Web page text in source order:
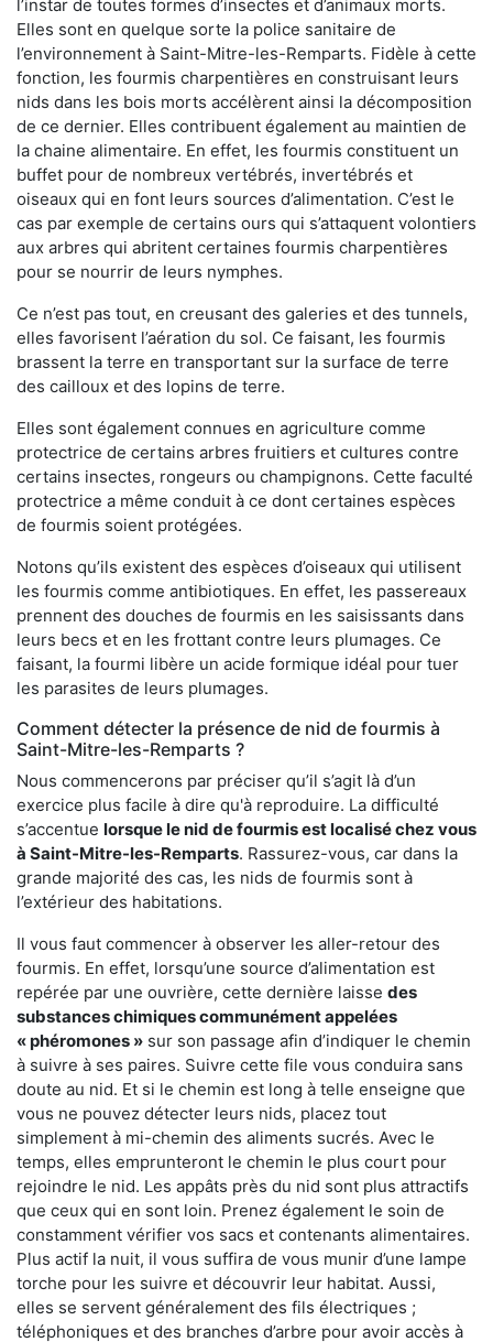
l’instar de toutes formes d’insectes et d’animaux morts.
Elles sont en quelque sorte la police sanitaire de
l’environnement à Saint-Mitre-les-Remparts. Fidèle à cette
fonction, les fourmis charpentières en construisant leurs
nids dans les bois morts accélèrent ainsi la décomposition
de ce dernier. Elles contribuent également au maintien de
la chaine alimentaire. En effet, les fourmis constituent un
buffet pour de nombreux vertébrés, invertébrés et
oiseaux qui en font leurs sources d’alimentation. C’est le
cas par exemple de certains ours qui s’attaquent volontiers
aux arbres qui abritent certaines fourmis charpentières
pour se nourrir de leurs nymphes.
Ce n’est pas tout, en creusant des galeries et des tunnels,
elles favorisent l’aération du sol. Ce faisant, les fourmis
brassent la terre en transportant sur la surface de terre
des cailloux et des lopins de terre.
Elles sont également connues en agriculture comme
protectrice de certains arbres fruitiers et cultures contre
certains insectes, rongeurs ou champignons. Cette faculté
protectrice a même conduit à ce dont certaines espèces
de fourmis soient protégées.
Notons qu’ils existent des espèces d’oiseaux qui utilisent
les fourmis comme antibiotiques. En effet, les passereaux
prennent des douches de fourmis en les saisissants dans
leurs becs et en les frottant contre leurs plumages. Ce
faisant, la fourmi libère un acide formique idéal pour tuer
les parasites de leurs plumages.
Comment détecter la présence de nid de fourmis à
Saint-Mitre-les-Remparts ?
Nous commencerons par préciser qu’il s’agit là d’un
exercice plus facile à dire qu'à reproduire. La difficulté
s’accentue lorsque le nid de fourmis est localisé chez vous
à Saint-Mitre-les-Remparts. Rassurez-vous, car dans la
grande majorité des cas, les nids de fourmis sont à
l’extérieur des habitations.
Il vous faut commencer à observer les aller-retour des
fourmis. En effet, lorsqu’une source d’alimentation est
repérée par une ouvrière, cette dernière laisse des
substances chimiques communément appelées
« phéromones » sur son passage afin d’indiquer le chemin
à suivre à ses paires. Suivre cette file vous conduira sans
doute au nid. Et si le chemin est long à telle enseigne que
vous ne pouvez détecter leurs nids, placez tout
simplement à mi-chemin des aliments sucrés. Avec le
temps, elles emprunteront le chemin le plus court pour
rejoindre le nid. Les appâts près du nid sont plus attractifs
que ceux qui en sont loin. Prenez également le soin de
constamment vérifier vos sacs et contenants alimentaires.
Plus actif la nuit, il vous suffira de vous munir d’une lampe
torche pour les suivre et découvrir leur habitat. Aussi,
elles se servent généralement des fils électriques ;
téléphoniques et des branches d’arbre pour avoir accès à